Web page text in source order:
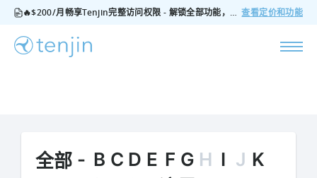
🔥$200/月畅享Tenjin完整访问权限 - 解锁全部功能，无隐藏费用，随时可取消 查看定价和功能
全部 - B C D E F G H I J K